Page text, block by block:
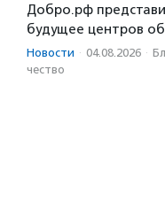
Добро.рф
будущее центров
Новости · 04.08.2026 ·
чест­во